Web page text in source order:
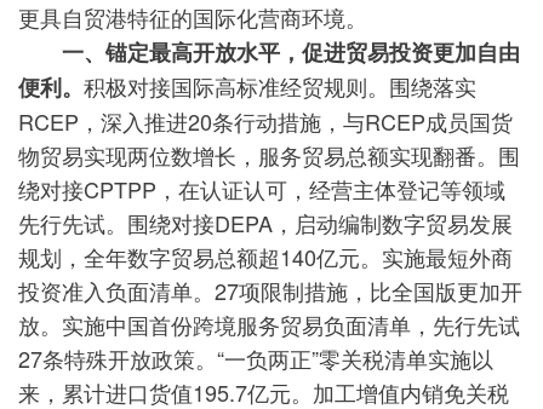
更具自贸港特征的国际化营商环境。
一、锚定最高开放水平，促进贸易投资更加自由
便利。 积极对接国际高标准经贸规则。围绕落实
RCEP，深入推进20条行动措施，与RCEP成员国货
物贸易实现两位数增长，服务贸易总额实现翻番。围
绕对接CPTPP，在认证认可，经营主体登记等领域
先行先试。围绕对接DEPA，启动编制数字贸易发展
规划，全年数字贸易总额超140亿元。实施最短外商
投资准入负面清单。27项限制措施，比全国版更加开
放。实施中国首份跨境服务贸易负面清单，先行先试
27条特殊开放政策。“一负两正”零关税清单实施以
来，累计进口货值195.7亿元。加工增值内销免关税